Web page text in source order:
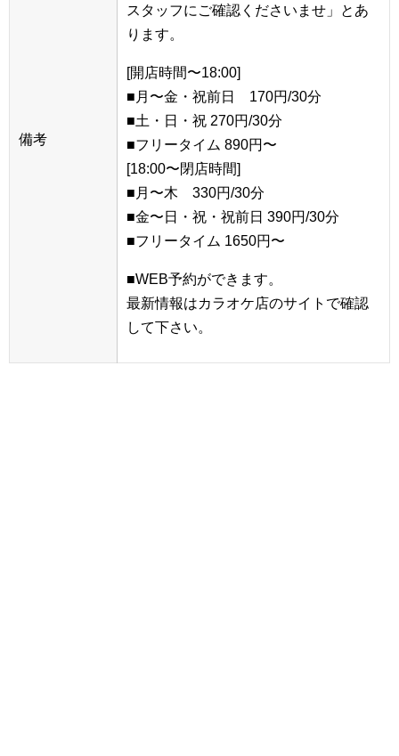
備考
スタッフにご確認くださいませ」とあ
ります。
[開店時間〜18:00]
■月〜金・祝前日 170円/30分
■土・日・祝 270円/30分
■フリータイム 890円〜
[18:00〜閉店時間]
■月〜木 330円/30分
■金〜日・祝・祝前日 390円/30分
■フリータイム 1650円〜
■WEB予約ができます。
最新情報はカラオケ店のサイトで確認
して下さい。